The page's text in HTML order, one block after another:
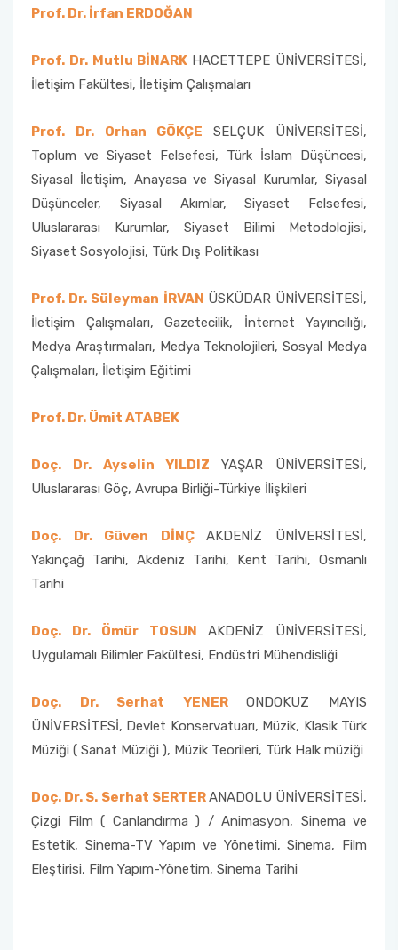
Prof. Dr. İrfan ERDOĞAN
Prof. Dr. Mutlu BİNARK HACETTEPE ÜNİVERSİTESİ,
İletişim Fakültesi, İletişim Çalışmaları
Prof. Dr. Orhan GÖKÇESELÇUK ÜNİVERSİTESİ,
Toplum ve Siyaset Felsefesi, Türk İslam Düşüncesi,
Siyasal İletişim, Anayasa ve Siyasal Kurumlar, Siyasal
Düşünceler, Siyasal Akımlar, Siyaset Felsefesi,
Uluslararası Kurumlar, Siyaset Bilimi Metodolojisi,
Siyaset Sosyolojisi, Türk Dış Politikası
Prof. Dr. Süleyman İRVAN ÜSKÜDAR ÜNİVERSİTESİ,
İletişim Çalışmaları, Gazetecilik, İnternet Yayıncılığı,
Medya Araştırmaları, Medya Teknolojileri, Sosyal Medya
Çalışmaları, İletişim Eğitimi
Prof. Dr. Ümit ATABEK
Doç. Dr. Ayselin YILDIZYAŞAR ÜNİVERSİTESİ,
Uluslararası Göç, Avrupa Birliği-Türkiye İlişkileri
Doç. Dr. Güven DİNÇAKDENİZ ÜNİVERSİTESİ,
Yakınçağ Tarihi, Akdeniz Tarihi, Kent Tarihi, Osmanlı
Tarihi
Doç. Dr. Ömür TOSUN AKDENİZ ÜNİVERSİTESİ,
Uygulamalı Bilimler Fakültesi, Endüstri Mühendisliği
Doç. Dr. Serhat YENERONDOKUZ MAYIS
ÜNİVERSİTESİ, Devlet Konservatuarı, Müzik, Klasik Türk
Müziği ( Sanat Müziği ), Müzik Teorileri, Türk Halk müziği
Doç. Dr. S. Serhat SERTERANADOLU ÜNİVERSİTESİ,
Çizgi Film ( Canlandırma ) / Animasyon, Sinema ve
Estetik, Sinema-TV Yapım ve Yönetimi, Sinema, Film
Eleştirisi, Film Yapım-Yönetim, Sinema Tarihi